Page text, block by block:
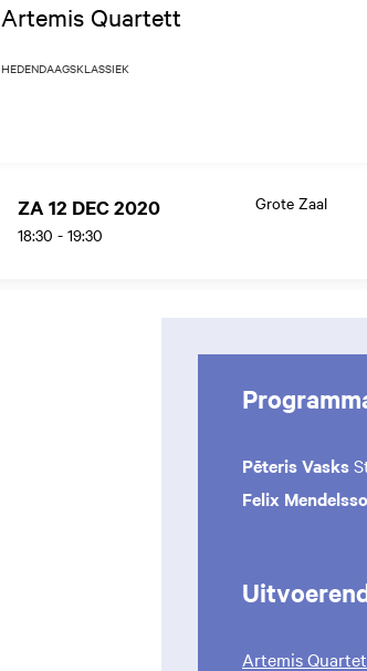
Artemis Quartett
HEDENDAAGSKLASSIEK
ZA 12 DEC 2020
18:30 - 19:30
Grote Zaal
Pēteris Vasks
Felix
Artemis